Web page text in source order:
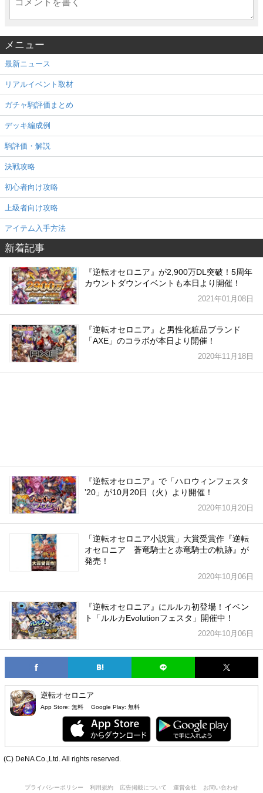
メニュー
最新ニュース
リアルイベント取材
ガチャ駒評価まとめ
デッキ編成例
駒評価・解説
決戦攻略
初心者向け攻略
上級者向け攻略
アイテム入手方法
新着記事
『逆転オセロニア』が2,900万DL突破！5周年
カウントダウンイベントも本日より開催！
2021年01月08日
『逆転オセロニア』と男性化粧品ブランド
「AXE」のコラボが本日より開催！
2020年11月18日
『逆転オセロニア』で「ハロウィンフェスタ
ʼ20」が10月20日（火）より開催！
2020年10月20日
「逆転オセロニア小説賞」大賞受賞作『逆転
オセロニア 蒼竜騎士と赤竜騎士の軌跡』が
発売！
2020年10月06日
『逆転オセロニア』にルルカ初登場！イベン
ト「ルルカEvolutionフェスタ」開催中！
2020年10月06日
逆転オセロニア
App Store: 無料 Google Play: 無料
(C) DeNA Co.,Ltd. All rights reserved.
プライバシーポリシー 利用規約 広告掲載について 運営会社 お問い合わせ